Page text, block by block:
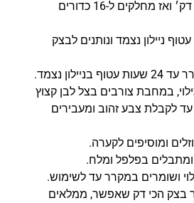
נותנים לבצק מנוחה של 10 דק׳ ואז מחלקים ל-16 כדורים
ניילון נצמד ונותנים לבצק
נצמד.
במחבת צורבים בצל לבן קצוץ
לקבלת צבע זהוב ומעבירים
ומוסיפים לקערה.
בפלפל ומלח.
ושומרים במקרר עד לשימוש.
בצק הכי דק שאפשר, ממלאים